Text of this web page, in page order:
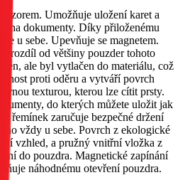
vzorem. Umožňuje uložení karet a
na dokumenty. Díky přiloženému
u sebe. Upevňuje se magnetem.
rozdíl od většiny pouzder tohoto
ale byl vytlačen do materiálu, což
proti oděru a vytváří povrch
texturou, kterou lze cítit prsty.
do kterých můžete uložit jak
řemínek zaručuje bezpečné držení
ho vždy u sebe. Povrch z ekologické
vzhled, a pružný vnitřní vložka z
do pouzdra. Magnetické zapínání
náhodnému otevření pouzdra.